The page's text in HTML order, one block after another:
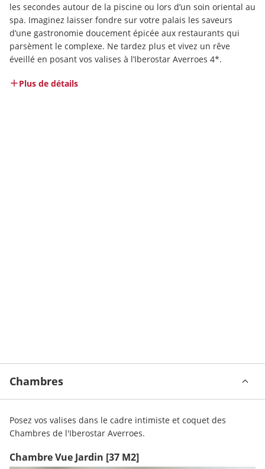
les secondes autour de la piscine ou lors d’un soin oriental au
spa. Imaginez laisser fondre sur votre palais les saveurs
d’une gastronomie doucement épicée aux restaurants qui
parsèment le complexe. Ne tardez plus et vivez un rêve
éveillé en posant vos valises à l’Iberostar Averroes 4*.
Plus de détails
Chambres
Posez vos valises dans le cadre intimiste et coquet des
Chambres de l'Iberostar Averroes.
Chambre Vue Jardin [37 M2]